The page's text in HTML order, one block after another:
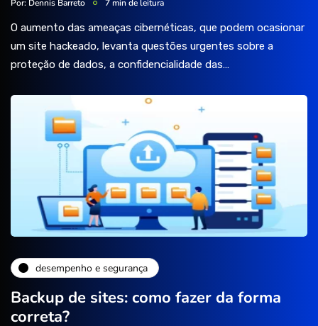
Por: Dennis Barreto 7 min de leitura
O aumento das ameaças cibernéticas, que podem ocasionar
um site hackeado, levanta questões urgentes sobre a
proteção de dados, a confidencialidade das…
desempenho e segurança
Backup de sites: como fazer da forma
correta?